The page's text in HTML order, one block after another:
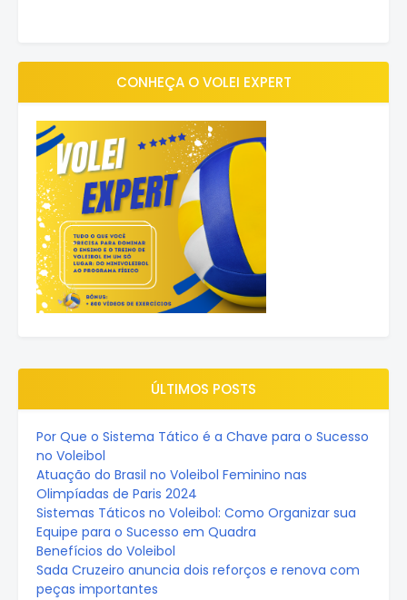
CONHEÇA O VOLEI EXPERT
ÚLTIMOS POSTS
Por Que o Sistema Tático é a Chave para o Sucesso
no Voleibol
Atuação do Brasil no Voleibol Feminino nas
Olimpíadas de Paris 2024
Sistemas Táticos no Voleibol: Como Organizar sua
Equipe para o Sucesso em Quadra
Benefícios do Voleibol
Sada Cruzeiro anuncia dois reforços e renova com
peças importantes